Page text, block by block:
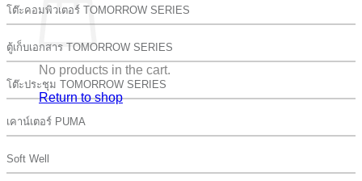
No products in the cart.
Return to shop
โต๊ะคอมพิวเตอร์ TOMORROW SERIES
ตู้เก็บเอกสาร TOMORROW SERIES
โต๊ะประชุม TOMORROW SERIES
เคาน์เตอร์ PUMA
Soft Well